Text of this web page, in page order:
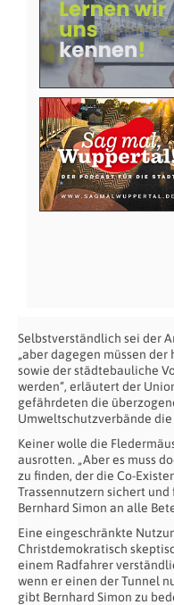
Selbstverständlich sei der
„aber dagegen müssen
sowie der städtebauliche
werden“, erläutert der
gefährdeten die
Umweltschutzverbände
Keiner wolle die
ausrotten. „Aber es muss
zu finden, der die Co-
Trassennutzern sichert
Bernhard Simon an alle
Eine eingeschränkte
Christdemokratisch
einem Radfahrer
wenn er einen der Tunnel
gibt Bernhard Simon zu